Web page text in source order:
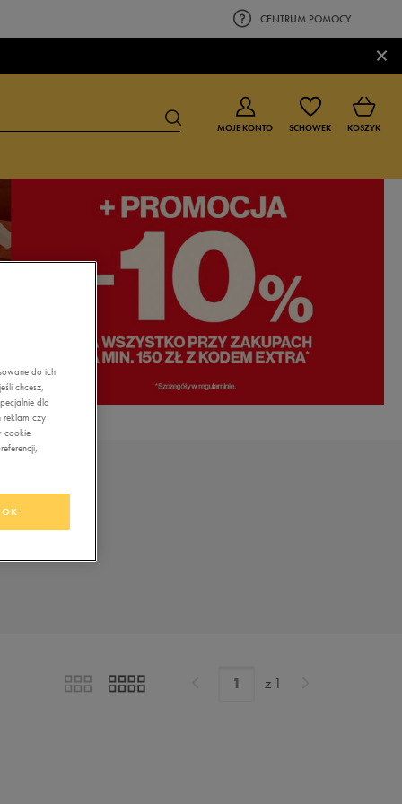
CENTRUM POMOCY
×
BUTY DLA CHŁOPCA
0-4 lat
BUTY DLA DZIEWCZYNKI
0-4 lat
4-8 lat
9-16 lat
MOJE KONTO SCHOWEK KOSZYK
z 1
do ich
chcesz,
dla
reklam czy
cookie
OK